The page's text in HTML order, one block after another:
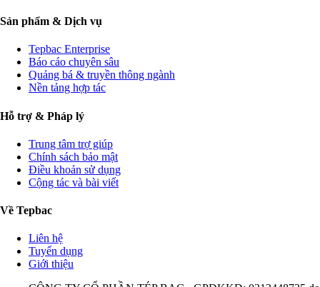
Sản phẩm & Dịch vụ
Tepbac Enterprise
Báo cáo chuyên sâu
Quảng bá & truyền thông ngành
Nền tảng hợp tác
Hỗ trợ & Pháp lý
Trung tâm trợ giúp
Chính sách bảo mật
Điều khoản sử dụng
Cộng tác và bài viết
Về Tepbac
Liên hệ
Tuyển dụng
Giới thiệu